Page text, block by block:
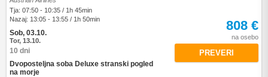
Tja: 07:50 - 10:35 / 1h 45min
Nazaj: 13:05 - 13:55 / 1h 50min
Sob, 03.10.
Tor, 13.10.
10 dni
Dvoposteljna soba Deluxe stranski pogled
na morje
808 €
na osebo
PREVERI